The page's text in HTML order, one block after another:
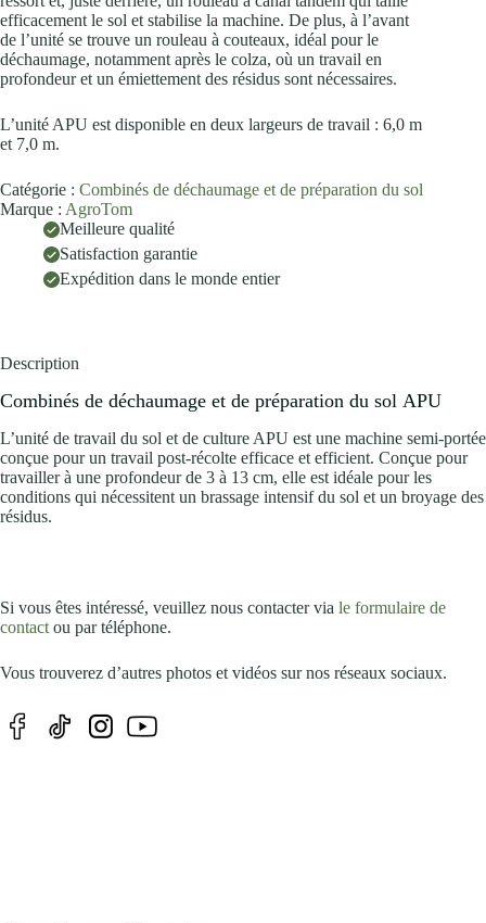
efficacement le sol et stabilise la machine. De plus, à l’avant
de l’unité se trouve un rouleau à couteaux, idéal pour le
déchaumage, notamment après le colza, où un travail en
profondeur et un émiettement des résidus sont nécessaires.
L’unité APU est disponible en deux largeurs de travail : 6,0 m
et 7,0 m.
Catégorie : Combinés de déchaumage et de préparation du sol
Marque : AgroTom
Meilleure qualité
Satisfaction garantie
Expédition dans le monde entier
Description
Combinés de déchaumage et de préparation du sol APU
L’unité de travail du sol et de culture APU est une machine semi-portée
conçue pour un travail post-récolte efficace et efficient. Conçue pour
travailler à une profondeur de 3 à 13 cm, elle est idéale pour les
conditions qui nécessitent un brassage intensif du sol et un broyage des
résidus.
Si vous êtes intéressé, veuillez nous contacter via le formulaire de
contact ou par téléphone.
Vous trouverez d’autres photos et vidéos sur nos réseaux sociaux.